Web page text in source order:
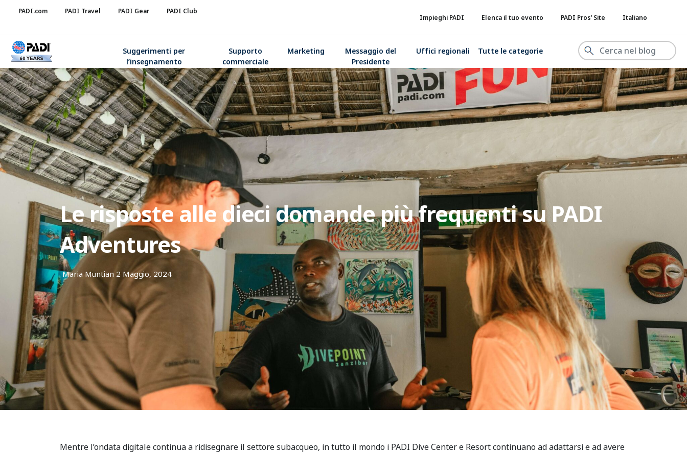
PADI.com PADI Travel PADI Gear PADI Club
Impieghi PADI Elenca il tuo evento PADI Pros’ Site Italiano
Suggerimenti per
l’insegnamento
Supporto
commerciale
Marketing
Messaggio del
Presidente
Uffici regionali Tutte le categorie
Le risposte alle dieci domande più frequenti su PADI
Adventures
Maria Muntian 2 Maggio, 2024
Mentre l’ondata digitale continua a ridisegnare il settore subacqueo, in tutto il mondo i PADI Dive Center e Resort continuano ad adattarsi e ad avere